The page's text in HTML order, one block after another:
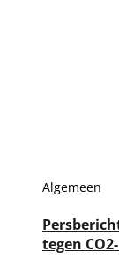
Algemeen
tegen